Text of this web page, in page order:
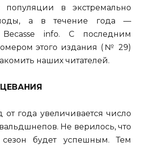
популяции в экстремально
а в течение года —
Becasse info. С последним
этого издания (№ 29)
наших читателей.
года увеличивается число
Не верилось, что
будет успешным. Тем